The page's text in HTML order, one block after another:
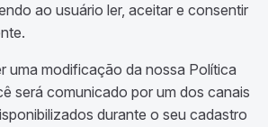
ao usuário ler, aceitar e consentir
uma modificação da nossa Política
será comunicado por um dos canais
durante o seu cadastro